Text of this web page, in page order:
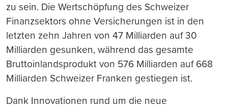
zu sein. Die Wertschöpfung des Schweizer
Finanzsektors ohne Versicherungen ist in den
letzten zehn Jahren von 47 Milliarden auf 30
Milliarden gesunken, während das gesamte
Bruttoinlandsprodukt von 576 Milliarden auf 668
Milliarden Schweizer Franken gestiegen ist.
Dank Innovationen rund um die neue